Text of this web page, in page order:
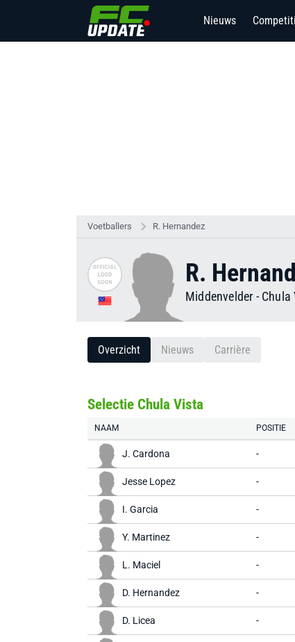
Nieuws
Voetballers R. Hernandez
R.
Middenvelder - Chula
Overzicht Nieuws Carrière
Selectie Chula Vista
NAAM POSITIE
J. Cardona -
Jesse Lopez -
I. Garcia -
Y. Martinez -
L. Maciel -
D. Hernandez -
D. Licea -